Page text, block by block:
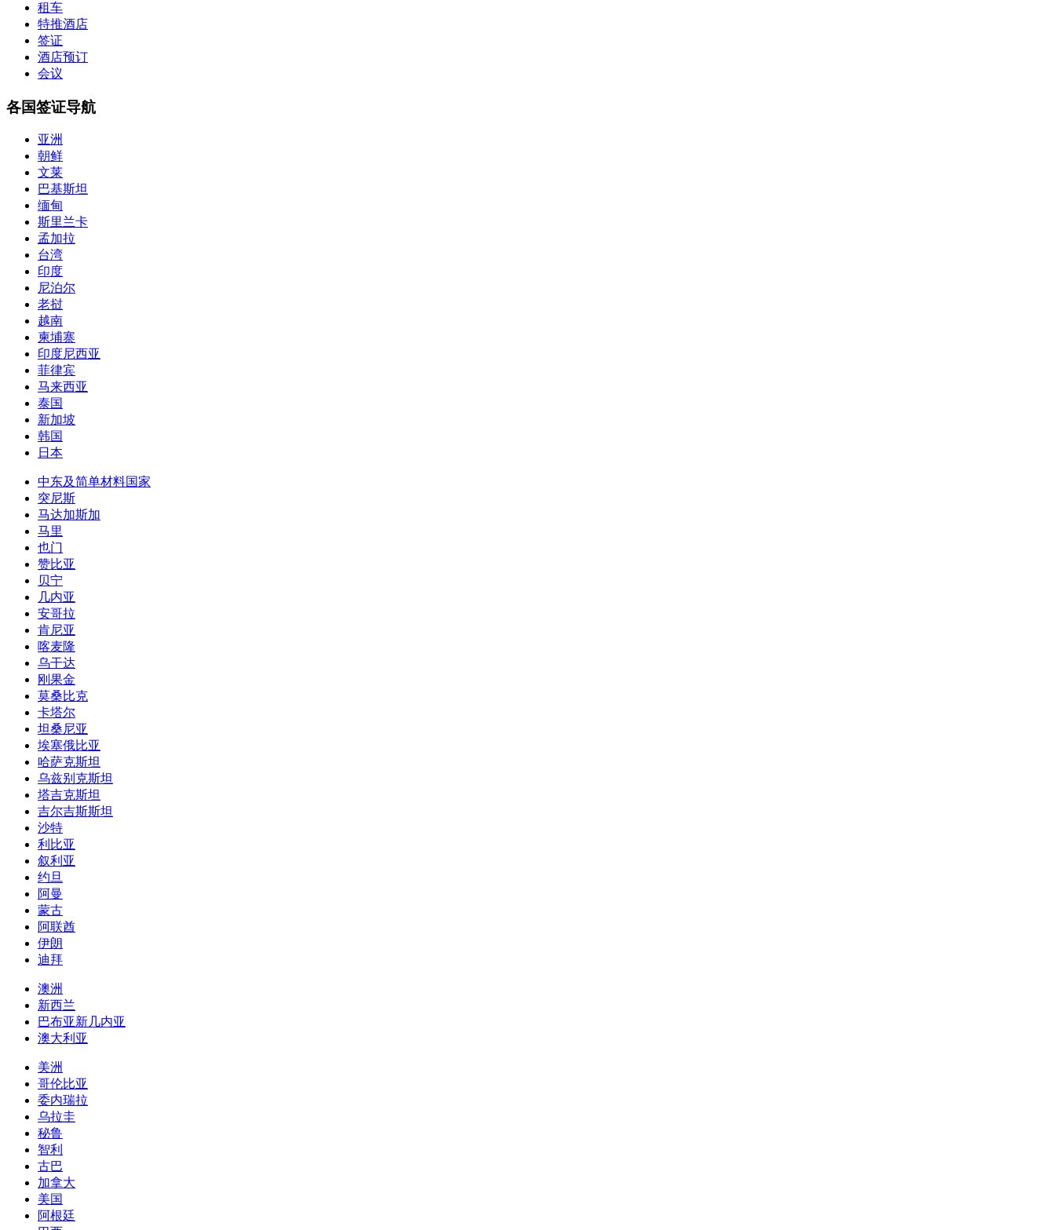
租车
特推酒店
签证
酒店预订
会议
各国签证导航
亚洲
朝鲜
文莱
巴基斯坦
缅甸
斯里兰卡
孟加拉
台湾
印度
尼泊尔
老挝
越南
柬埔寨
印度尼西亚
菲律宾
马来西亚
泰国
新加坡
韩国
日本
中东及简单材料国家
突尼斯
马达加斯加
马里
也门
赞比亚
贝宁
几内亚
安哥拉
肯尼亚
喀麦隆
乌干达
刚果金
莫桑比克
卡塔尔
坦桑尼亚
埃塞俄比亚
哈萨克斯坦
乌兹别克斯坦
塔吉克斯坦
吉尔吉斯斯坦
沙特
利比亚
叙利亚
约旦
阿曼
蒙古
阿联酋
伊朗
迪拜
澳洲
新西兰
巴布亚新几内亚
澳大利亚
美洲
哥伦比亚
委内瑞拉
乌拉圭
秘鲁
智利
古巴
加拿大
美国
阿根廷